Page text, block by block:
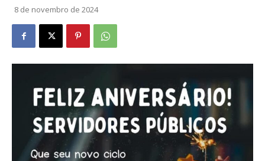
8 de novembro de 2024